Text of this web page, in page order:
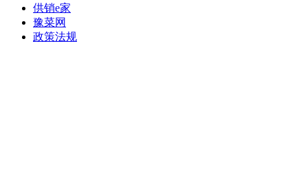
供销e家
豫菜网
政策法规